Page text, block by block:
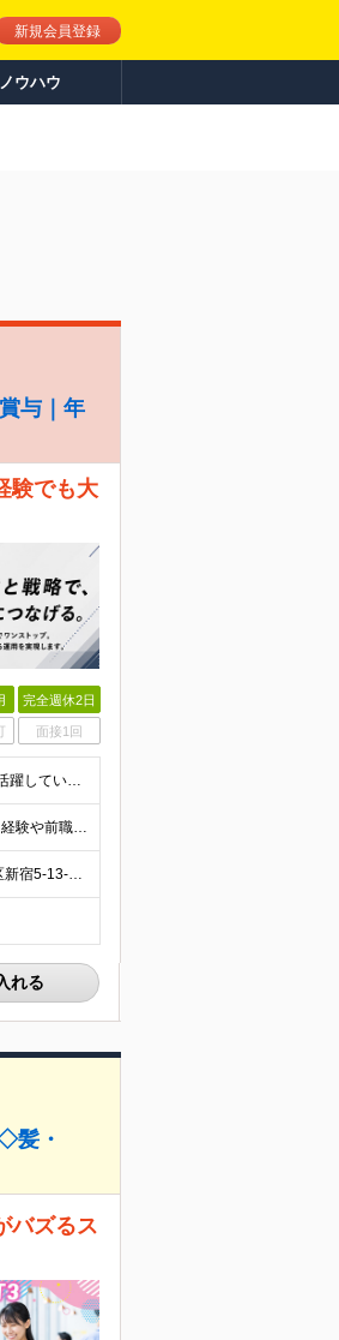
新規会員登録
ウハウ
与｜年
験でも大
完全週休2日
面接1回
＼未経験・第二新卒歓迎／ ■学歴不問 広告業界の知識や経験は一切不問。 未経験から活躍している先輩が多数在籍中です！ ＜こんな方にオススメです！＞ ◎広告・マーケティングの世界に興味がある ◎自
賞与年2回＋決算賞与あり♪（業績による） 月給30万円～ ※上記月給額を目安として、経験や前職給与などを踏まえ、相談のうえ給与額が変動する可能性がございます。 ※試用期間中は賞与対象外となります。
┃直行直帰OK！ ┃新宿三丁目駅徒歩3分のオフィス ┃転勤なし 【本社】 東京都新宿区新宿5-13-9 太平洋不動産新宿ビル 2F ＼オフィスの雰囲気についてご紹介／ 落ち着いた色味でまとめられた
れる
髪・
バズるス